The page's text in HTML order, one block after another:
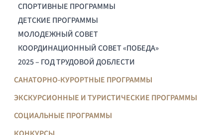
СПОРТИВНЫЕ ПРОГРАММЫ
ДЕТСКИЕ ПРОГРАММЫ
МОЛОДЕЖНЫЙ СОВЕТ
КООРДИНАЦИОННЫЙ СОВЕТ «ПОБЕДА»
2025 – ГОД ТРУДОВОЙ ДОБЛЕСТИ
САНАТОРНО-КУРОРТНЫЕ ПРОГРАММЫ
ЭКСКУРСИОННЫЕ И ТУРИСТИЧЕСКИЕ ПРОГРАММЫ
СОЦИАЛЬНЫЕ ПРОГРАММЫ